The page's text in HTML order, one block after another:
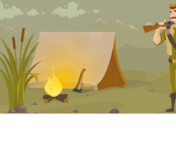
Перейти
содержимому